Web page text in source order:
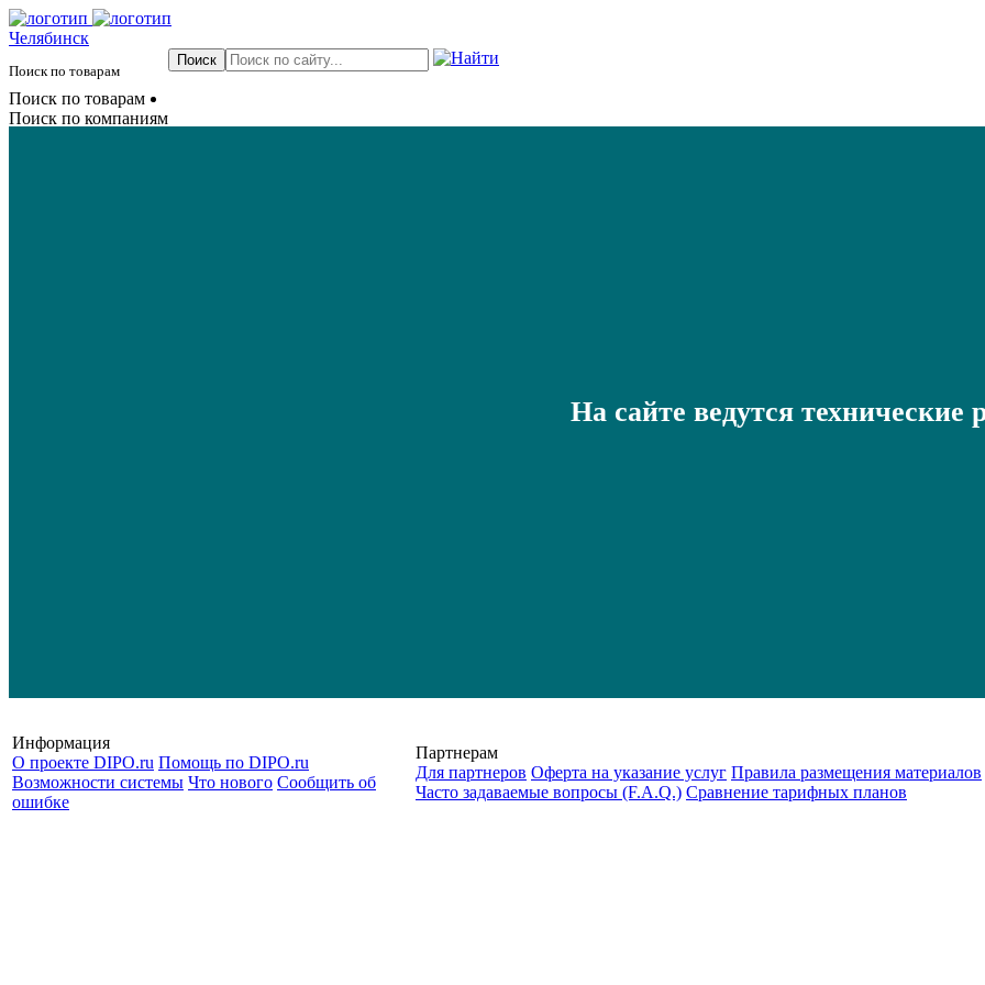
Челябинск
Поиск по товарам
Поиск по товарам
Поиск по компаниям
На сайте ведутся технические
Информация
О проекте DIPO.ru Помощь по DIPO.ru
Возможности системы Что нового Сообщить об
ошибке
Партнерам
Для партнеров Оферта на указание услуг Правила размещения материалов
Часто задаваемые вопросы (F.A.Q.) Cравнение тарифных планов